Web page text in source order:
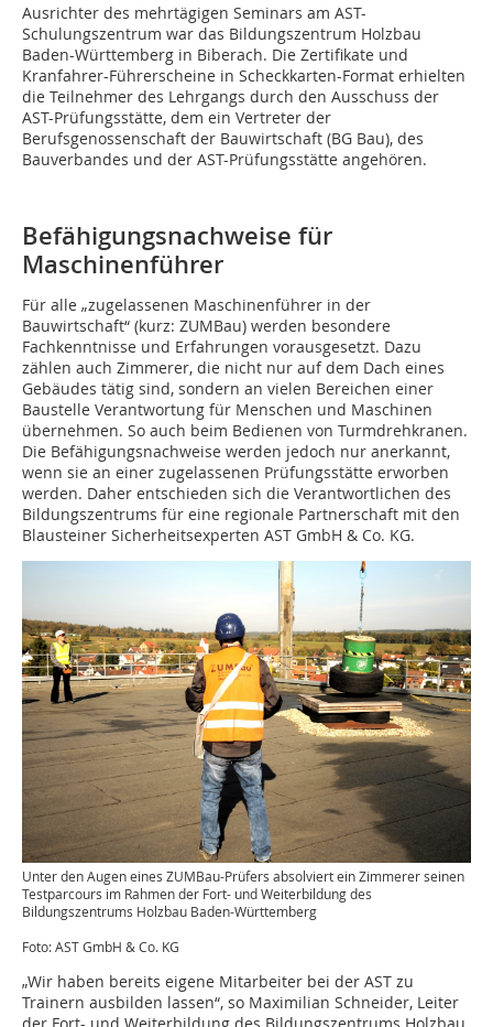
Ausrichter des mehrtägigen Seminars am AST-
Schulungszentrum war das Bildungszentrum Holzbau
Baden-Württemberg in Biberach. Die Zertifikate und
Kranfahrer-Führerscheine in Scheckkarten-Format erhielten
die Teilnehmer des Lehrgangs durch den Ausschuss der
AST-Prüfungsstätte, dem ein Vertreter der
Berufsgenossenschaft der Bauwirtschaft (BG Bau), des
Bauverbandes und der AST-Prüfungsstätte angehören.
Befähigungsnachweise für
Maschinenführer
Für alle „zugelassenen Maschinenführer in der
Bauwirtschaft“ (kurz: ZUMBau) werden besondere
Fachkenntnisse und Erfahrungen vorausgesetzt. Dazu
zählen auch Zimmerer, die nicht nur auf dem Dach eines
Gebäudes tätig sind, sondern an vielen Bereichen einer
Baustelle Verantwortung für Menschen und Maschinen
übernehmen. So auch beim Bedienen von Turmdrehkranen.
Die Befähigungsnachweise werden jedoch nur anerkannt,
wenn sie an einer zugelassenen Prüfungsstätte erworben
werden. Daher entschieden sich die Verantwortlichen des
Bildungszentrums für eine regionale Partnerschaft mit den
Blausteiner Sicherheitsexperten AST GmbH & Co. KG.
Unter den Augen eines ZUMBau-Prüfers absolviert ein Zimmerer seinen
Testparcours im Rahmen der Fort- und Weiterbildung des
Bildungszentrums Holzbau Baden-Württemberg
Foto: AST GmbH & Co. KG
„Wir haben bereits eigene Mitarbeiter bei der AST zu
Trainern ausbilden lassen“, so Maximilian Schneider, Leiter